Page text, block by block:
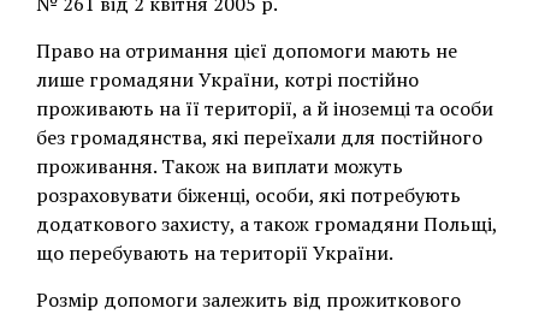
Право на отримання цієї допомоги мають не
лише громадяни України, котрі постійно
проживають на її території, а й іноземці та особи
без громадянства, які переїхали для постійного
проживання. Також на виплати можуть
розраховувати біженці, особи, які потребують
додаткового захисту, а також громадяни Польщі,
що перебувають на території України.
Розмір допомоги залежить від прожиткового